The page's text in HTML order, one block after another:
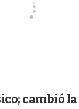
cambió